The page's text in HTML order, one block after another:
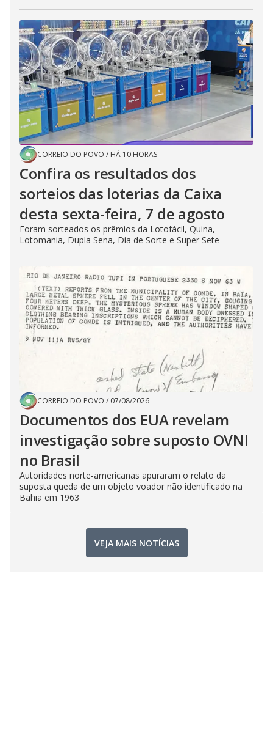
CORREIO DO POVO / HÁ 10 HORAS
Confira os resultados dos
sorteios das loterias da Caixa
desta sexta-feira, 7 de agosto
Foram sorteados os prêmios da Lotofácil, Quina,
Lotomania, Dupla Sena, Dia de Sorte e Super Sete
CORREIO DO POVO / 07/08/2026
Documentos dos EUA revelam
investigação sobre suposto OVNI
no Brasil
Autoridades norte-americanas apuraram o relato da
suposta queda de um objeto voador não identificado na
Bahia em 1963
VEJA MAIS NOTÍCIAS